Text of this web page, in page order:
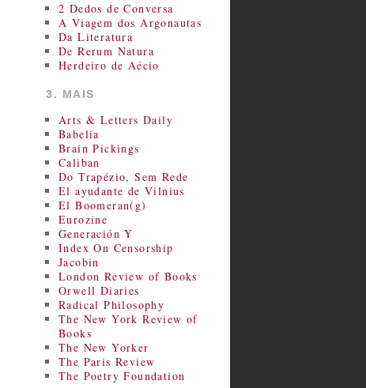
2 Dedos de Conversa
A Viagem dos Argonautas
Da Literatura
De Rerum Natura
Herdeiro de Aécio
3. MAIS
Arts & Letters Daily
Babelia
Brain Pickings
Caliban
Do Trapézio, Sem Rede
El ayudante de Vilnius
El Boomeran(g)
Eurozine
Generación Y
Index On Censorship
Jacobin
London Review of Books
Orwell Diaries
Radical Philosophy
The New York Review of
Books
The New Yorker
The Paris Review
The Poetry Foundation